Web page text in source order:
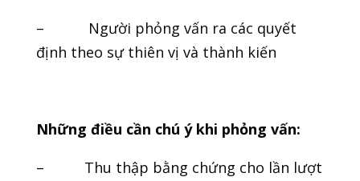
– Người phỏng vấn ra các quyết
định theo sự thiên vị và thành kiến
Những điều cần chú ý khi phỏng vấn:
– Thu thập bằng chứng cho lần lượt